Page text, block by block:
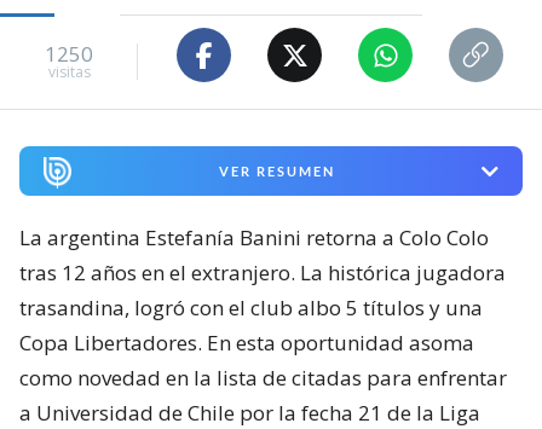
1250
visitas
VER RESUMEN
La argentina Estefanía Banini retorna a Colo Colo
tras 12 años en el extranjero. La histórica jugadora
trasandina, logró con el club albo 5 títulos y una
Copa Libertadores. En esta oportunidad asoma
como novedad en la lista de citadas para enfrentar
a Universidad de Chile por la fecha 21 de la Liga